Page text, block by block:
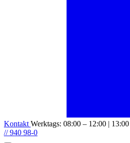
Kontakt Werktags: 08:00 – 12:00 |
// 940 98-0